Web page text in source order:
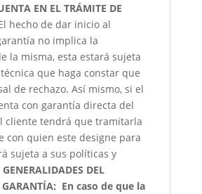
EN EL TRÁMITE DE
hecho de dar inicio al
no implica la
la misma, esta estará sujeta
que haga constar que
de rechazo. Así mismo, si el
con garantía directa del
cliente tendrá que tramitarla
con quien este designe para
sujeta a sus políticas y
GENERALIDADES DEL
En caso de que la